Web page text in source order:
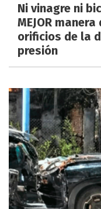
Ni vinagre ni
MEJOR
orificios de la
presión